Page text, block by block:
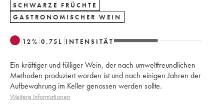
SCHWARZE FRÜCHTE
GASTRONOMISCHER WEIN
12% 0.75 L INTENSITÄT
Ein kräftiger und fülliger Wein, der nach umweltfreundlichen
Methoden produziert worden ist und nach einigen Jahren der
Aufbewahrung im Keller genossen werden sollte.
Weitere Informationen